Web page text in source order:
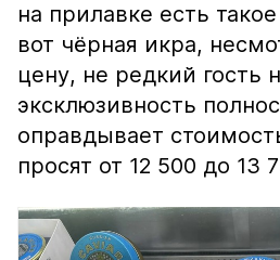
на прилавке есть
вот чёрная икра,
цену, не редкий гость
эксклюзивность
оправдывает
просят от 12 500 до 13